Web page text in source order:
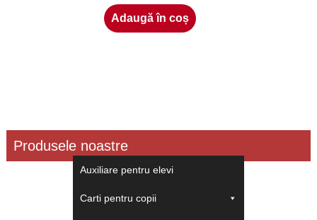
Produsele noastre
Auxiliare pentru elevi
Carti pentru copii
a
fost:
este:
18.00 lei.
Adaugă în coș